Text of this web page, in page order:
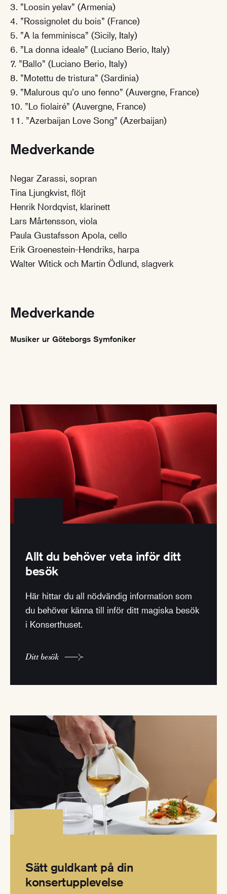
3. ”Loosin yelav” (Armenia)
4. ”Rossignolet du bois” (France)
5. ”A la femminisca” (Sicily, Italy)
6. ”La donna ideale” (Luciano Berio, Italy)
7. ”Ballo” (Luciano Berio, Italy)
8. ”Motettu de tristura” (Sardinia)
9. ”Malurous qu’o uno fenno” (Auvergne, France)
10. ”Lo fiolairé” (Auvergne, France)
11. ”Azerbaijan Love Song” (Azerbaijan)
Medverkande
Negar Zarassi, sopran
Tina Ljungkvist, flöjt
Henrik Nordqvist, klarinett
Lars Mårtensson, viola
Paula Gustafsson Apola, cello
Erik Groenestein-Hendriks, harpa
Walter Witick och Martin Ödlund, slagverk
Medverkande
Musiker ur Göteborgs Symfoniker
Allt du behöver veta inför ditt
besök
Här hittar du all nödvändig information som
du behöver känna till inför ditt magiska besök
i Konserthuset.
Ditt besök
Sätt guldkant på din
konsertupplevelse